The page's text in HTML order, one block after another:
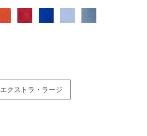
エクストラ・ラージ